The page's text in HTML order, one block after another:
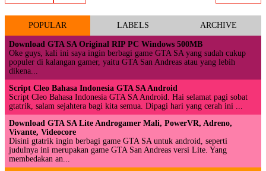
POPULAR
Download GTA SA Original RIP PC Windows 500MB
Oke guys, kali ini saya ingin berbagi game GTA SA yang sudah cukup
populer di kalangan gamer, yaitu GTA San Andreas atau yang lebih
dikena...
Script Cleo Bahasa Indonesia GTA SA Android
Script Cleo Bahasa Indonesia GTA SA Android. Hai selamat pagi sobat
gtatrik, salam sejahtera bagi kita semua. Dipagi hari yang cerah ini ...
Download GTA SA Lite Androgamer Mali, PowerVR, Adreno,
Vivante, Videocore
Disini gtatrik ingin berbagi game GTA SA untuk android, seperti
judulnya ini merupakan game GTA San Andreas versi Lite. Yang
membedakan an...
LABELS ARCHIVE